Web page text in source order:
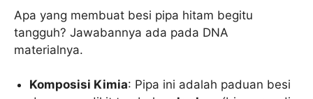
Apa yang membuat besi pipa hitam begitu
tangguh? Jawabannya ada pada DNA
materialnya.
Komposisi Kimia: Pipa ini adalah paduan besi